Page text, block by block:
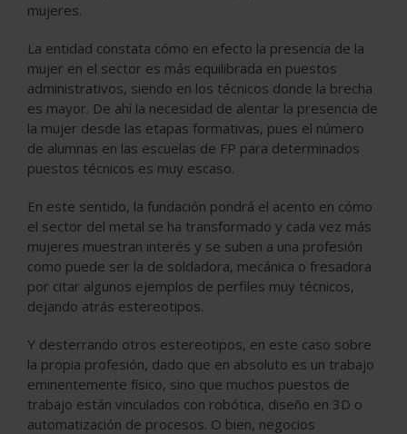
mujeres.
La entidad constata cómo en efecto la presencia de la
mujer en el sector es más equilibrada en puestos
administrativos, siendo en los técnicos donde la brecha
es mayor. De ahí la necesidad de alentar la presencia de
la mujer desde las etapas formativas, pues el número
de alumnas en las escuelas de FP para determinados
puestos técnicos es muy escaso.
En este sentido, la fundación pondrá el acento en cómo
el sector del metal se ha transformado y cada vez más
mujeres muestran interés y se suben a una profesión
como puede ser la de soldadora, mecánica o fresadora
por citar algunos ejemplos de perfiles muy técnicos,
dejando atrás estereotipos.
Y desterrando otros estereotipos, en este caso sobre
la propia profesión, dado que en absoluto es un trabajo
eminentemente físico, sino que muchos puestos de
trabajo están vinculados con robótica, diseño en 3D o
automatización de procesos. O bien, negocios